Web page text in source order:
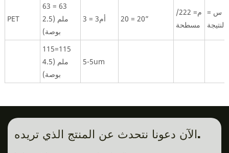
PET
63 = 63
ملم (2.5
بوصة)
3 = أم3 20 = 20”
م= 222/
مسطحة
س =
النتيجة
115=115
ملم (4.5
بوصة)
5-5um
الآن دعونا نتحدث عن المنتج الذي تريده.